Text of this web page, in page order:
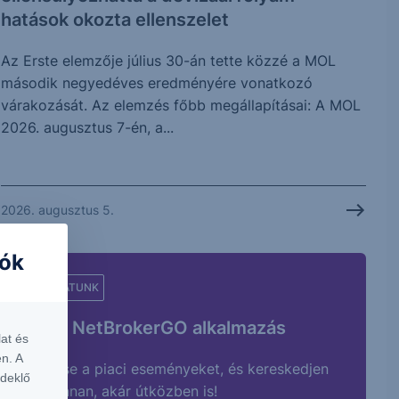
hatások okozta ellenszelet
Az Erste elemzője július 30-án tette közzé a MOL
második negyedéves eredményére vonatkozó
várakozását. Az elemzés főbb megállapításai: A MOL
2026. augusztus 7-én, a...
2026. augusztus 5.
AJÁNLATUNK
Erste NetBrokerGO alkalmazás
Kövesse a piaci eseményeket, és kereskedjen
bárhonnan, akár útközben is!
és
A